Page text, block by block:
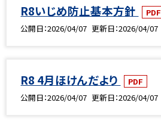
R8いじめ防止基本方針
PDF
公開日 2026/04/07 更新日 2026/04/07
R8 4月ほけんだより
PDF
公開日 2026/04/07 更新日 2026/04/07